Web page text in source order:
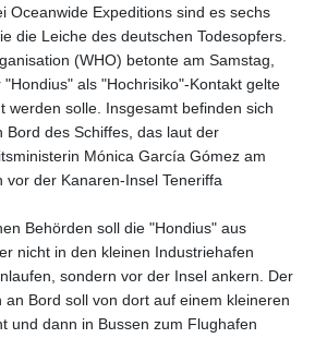
Oceanwide Expeditions sind es sechs
die Leiche des deutschen Todesopfers.
(WHO) betonte am Samstag,
als "Hochrisiko"-Kontakt gelte
werden solle. Insgesamt befinden sich
Bord des Schiffes, das laut der
Mónica García Gómez am
der Kanaren-Insel Teneriffa
Behörden soll die "Hondius" aus
nicht in den kleinen Industriehafen
sondern vor der Insel ankern. Der
Bord soll von dort auf einem kleineren
und dann in Bussen zum Flughafen